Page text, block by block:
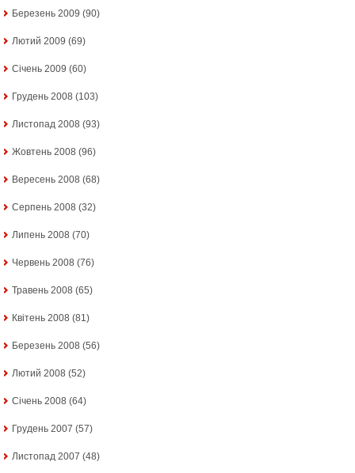
Березень 2009 (90)
Лютий 2009 (69)
Січень 2009 (60)
Грудень 2008 (103)
Листопад 2008 (93)
Жовтень 2008 (96)
Вересень 2008 (68)
Серпень 2008 (32)
Липень 2008 (70)
Червень 2008 (76)
Травень 2008 (65)
Квітень 2008 (81)
Березень 2008 (56)
Лютий 2008 (52)
Січень 2008 (64)
Грудень 2007 (57)
Листопад 2007 (48)